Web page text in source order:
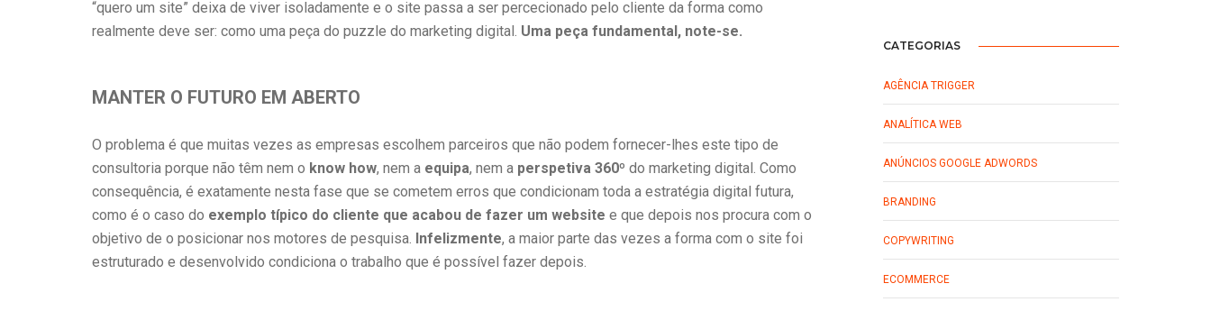
“quero um site” deixa de viver isoladamente e o site passa a ser percecionado pelo cliente da forma como
realmente deve ser: como uma peça do puzzle do marketing digital. Uma peça fundamental, note-se.
MANTER O FUTURO EM ABERTO
O problema é que muitas vezes as empresas escolhem parceiros que não podem fornecer-lhes este tipo de
consultoria porque não têm nem o know how, nem a equipa, nem a perspetiva 360º do marketing digital. Como
consequência, é exatamente nesta fase que se cometem erros que condicionam toda a estratégia digital futura,
como é o caso do exemplo típico do cliente que acabou de fazer um website e que depois nos procura com o
objetivo de o posicionar nos motores de pesquisa. Infelizmente, a maior parte das vezes a forma com o site foi
estruturado e desenvolvido condiciona o trabalho que é possível fazer depois.
CATEGORIAS
AGÊNCIA TRIGGER
ANALÍTICA WEB
ANÚNCIOS GOOGLE ADWORDS
BRANDING
COPYWRITING
ECOMMERCE